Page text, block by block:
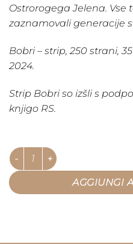
Ostrorogega Jelena. Vse
zaznamovali generacije
Bobri – strip, 250 strani,
2024.
Strip Bobri so izšli s
knjigo RS.
Bobri - strip quantità
AGGIUNGI